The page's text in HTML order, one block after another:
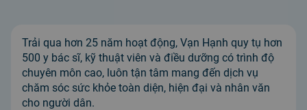
Trải qua hơn 25 năm hoạt động, Vạn Hạnh quy tụ hơn
500 y bác sĩ, kỹ thuật viên và điều dưỡng có trình độ
chuyên môn cao, luôn tận tâm mang đến dịch vụ
chăm sóc sức khỏe toàn diện, hiện đại và nhân văn
cho người dân.